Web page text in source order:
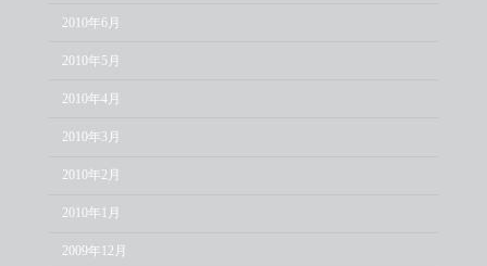
2010年6月
2010年5月
2010年4月
2010年3月
2010年2月
2010年1月
2009年12月